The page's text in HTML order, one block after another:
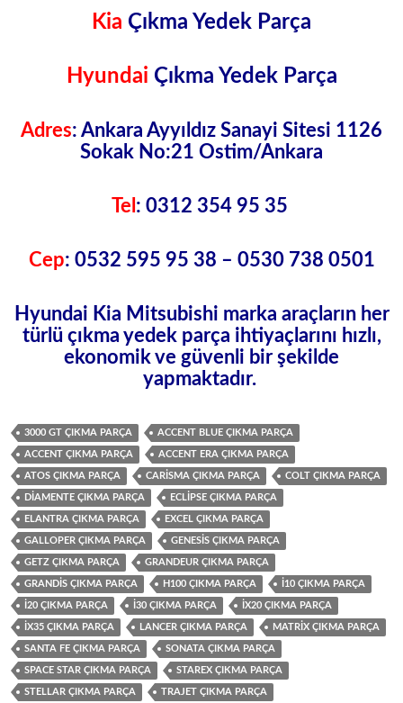
Kia Çıkma Yedek Parça
Hyundai Çıkma Yedek Parça
Adres: Ankara Ayyıldız Sanayi Sitesi 1126
Sokak No:21 Ostim/Ankara
Tel : 0312 354 95 35
Cep: 0532 595 95 38 – 0530 738 0501
Hyundai Kia Mitsubishi marka araçların her
türlü çıkma yedek parça ihtiyaçlarını hızlı,
ekonomik ve güvenli bir şekilde
yapmaktadır.
3000 GT ÇIKMA PARÇA ACCENT BLUE ÇIKMA PARÇA
ACCENT ÇIKMA PARÇA ACCENT ERA ÇIKMA PARÇA
ATOS ÇIKMA PARÇA CARISMA ÇIKMA PARÇA COLT ÇIKMA PARÇA
DIAMENTE ÇIKMA PARÇA ECLIPSE ÇIKMA PARÇA
ELANTRA ÇIKMA PARÇA EXCEL ÇIKMA PARÇA
GALLOPER ÇIKMA PARÇA GENESIS ÇIKMA PARÇA
GETZ ÇIKMA PARÇA GRANDEUR ÇIKMA PARÇA
GRANDIS ÇIKMA PARÇA H100 ÇIKMA PARÇA I10 ÇIKMA PARÇA
I20 ÇIKMA PARÇA I30 ÇIKMA PARÇA IX20 ÇIKMA PARÇA
IX35 ÇIKMA PARÇA LANCER ÇIKMA PARÇA MATRIX ÇIKMA PARÇA
SANTA FE ÇIKMA PARÇA SONATA ÇIKMA PARÇA
SPACE STAR ÇIKMA PARÇA STAREX ÇIKMA PARÇA
STELLAR ÇIKMA PARÇA TRAJET ÇIKMA PARÇA